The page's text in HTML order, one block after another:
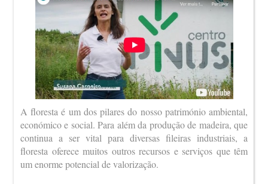
A floresta é um dos pilares do nosso património ambiental,
económico e social. Para além da produção de madeira, que
continua a ser vital para diversas fileiras industriais, a
floresta oferece muitos outros recursos e serviços que têm
um enorme potencial de valorização.